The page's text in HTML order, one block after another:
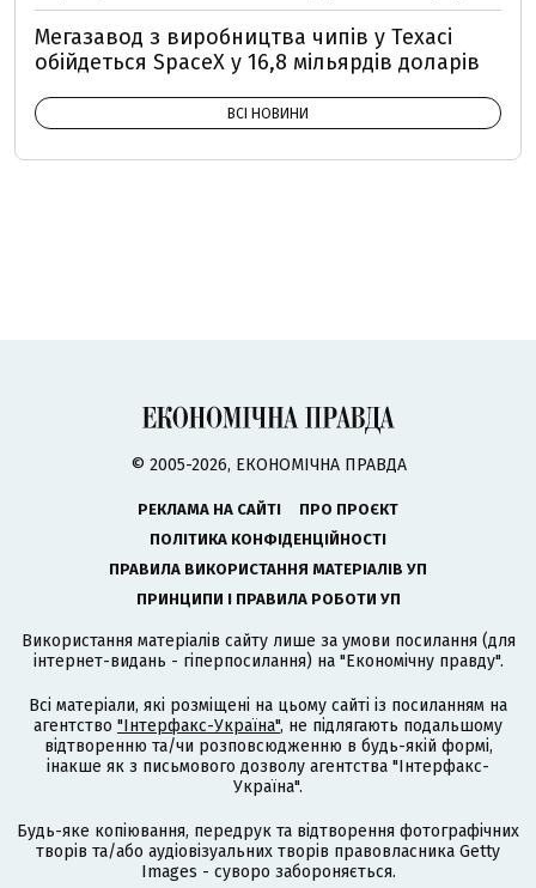
Мегазавод з виробництва чипів у Техасі
обійдеться SpaceX у 16,8 мільярдів доларів
ВСІ НОВИНИ
© 2005-2026, ЕКОНОМІЧНА ПРАВДА
РЕКЛАМА НА САЙТІ
ПРО ПРОЄКТ
ПОЛІТИКА КОНФІДЕНЦІЙНОСТІ
ПРАВИЛА ВИКОРИСТАННЯ МАТЕРІАЛІВ УП
ПРИНЦИПИ І ПРАВИЛА РОБОТИ УП
Використання матеріалів сайту лише за умови посилання (для
інтернет-видань - гіперпосилання) на "Економічну правду".
Всі матеріали, які розміщені на цьому сайті із посиланням на
агентство "Інтерфакс-Україна", не підлягають подальшому
відтворенню та/чи розповсюдженню в будь-якій формі,
інакше як з письмового дозволу агентства "Інтерфакс-
Україна".
Будь-яке копіювання, передрук та відтворення фотографічних
творів та/або аудіовізуальних творів правовласника Getty
Images - суворо забороняється.